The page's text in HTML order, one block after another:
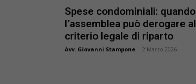
Spese condominiali: quando
l’assemblea può derogare al
criterio legale di riparto
Avv. Giovanni Stampone 2 Marzo 2026